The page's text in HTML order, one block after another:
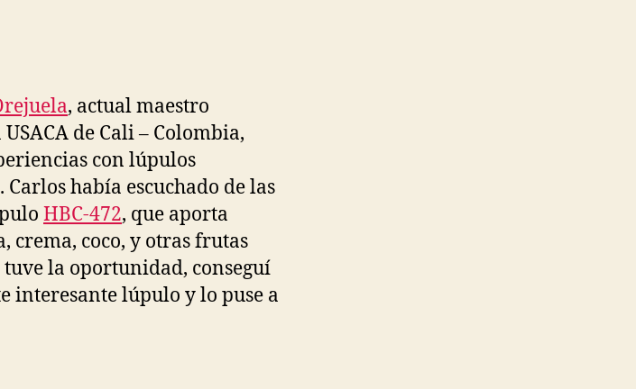
, actual maestro
de Cali – Colombia,
con lúpulos
había escuchado de las
HBC-472, que aporta
crema, coco, y otras frutas
la oportunidad, conseguí
interesante lúpulo y lo puse a